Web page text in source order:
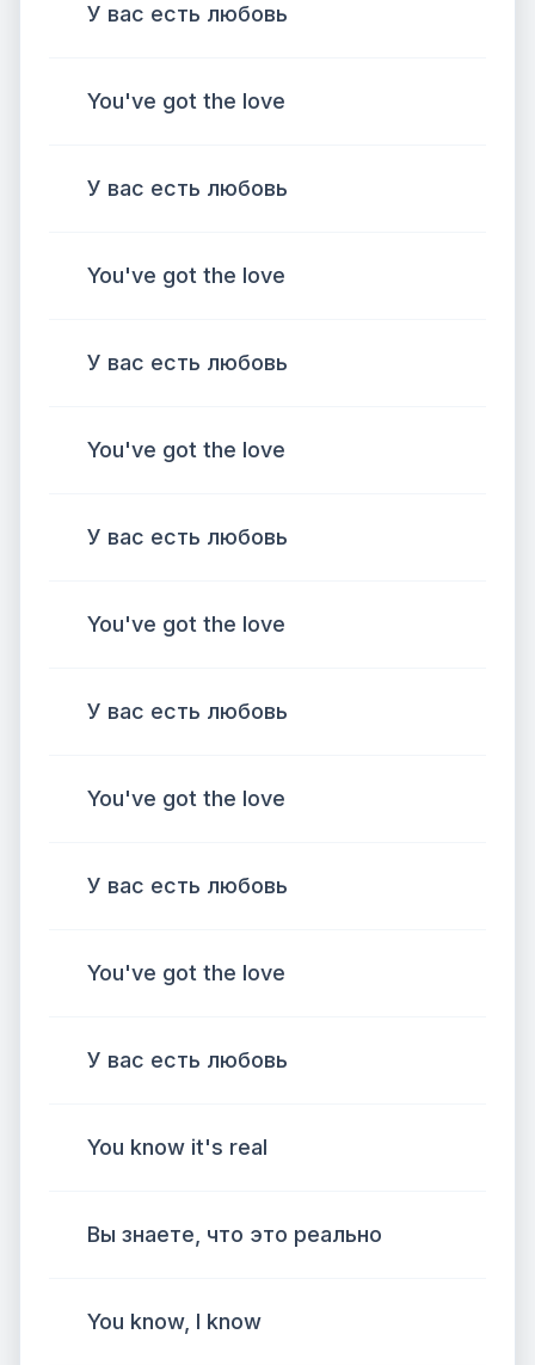
У вас есть любовь
You've got the love
У вас есть любовь
You've got the love
У вас есть любовь
You've got the love
У вас есть любовь
You've got the love
У вас есть любовь
You've got the love
У вас есть любовь
You've got the love
У вас есть любовь
You know it's real
Вы знаете, что это реально
You know, I know